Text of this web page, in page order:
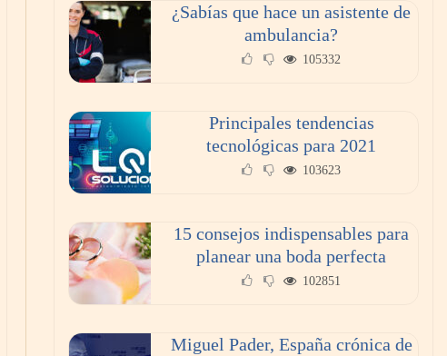
¿Sabías que hace un asistente de
ambulancia?
105332
Principales tendencias
tecnológicas para 2021
103623
15 consejos indispensables para
planear una boda perfecta
102851
Miguel Pader, España crónica de